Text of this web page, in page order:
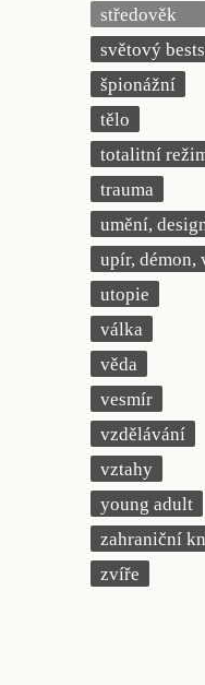
středověk
světový
špionážní
tělo
totalitní
trauma
umění,
upír, démon,
utopie
válka
věda
vesmír
vzdělávání
vztahy
young adult
zahraniční
zvíře